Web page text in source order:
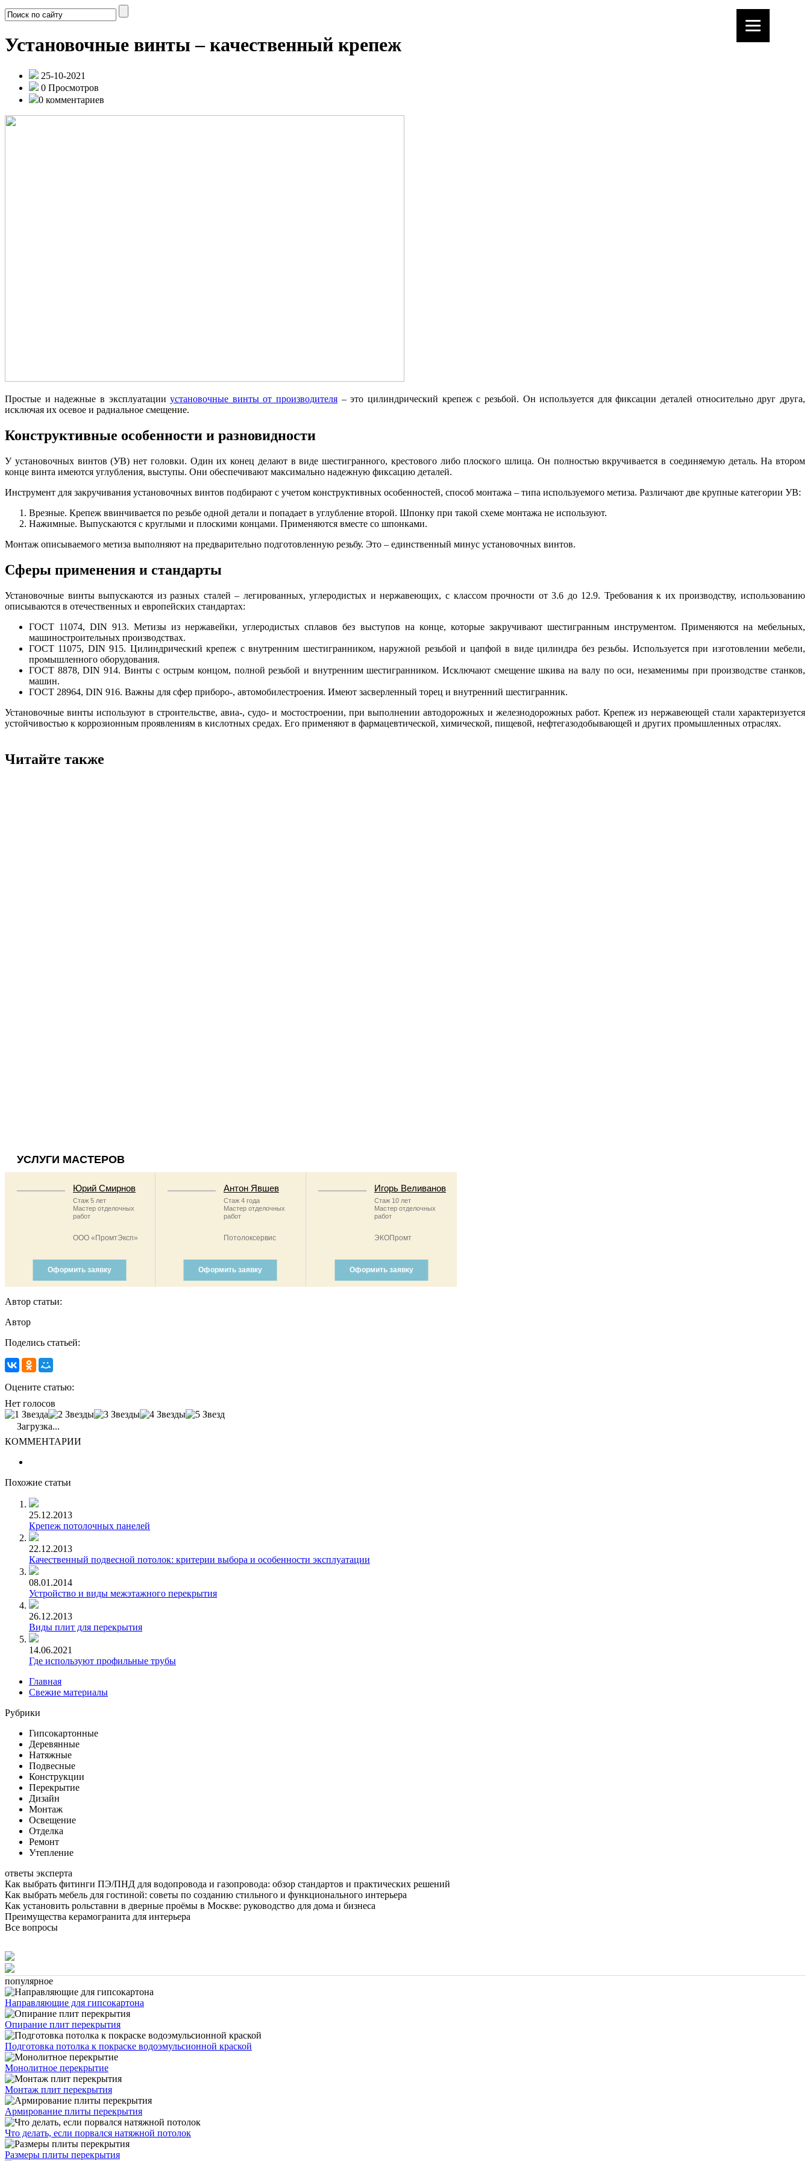
Установочные винты – качественный крепеж
25-10-2021
0 Просмотров
0 комментариев
Простые и надежные в эксплуатацииустановочные винты от производителя – это цилиндрический крепеж с резьбой. Он используется для фиксации деталей относительно друг друга,
исключая их осевое и радиальное смещение.
Конструктивные особенности и разновидности
У установочных винтов (УВ) нет головки. Один их конец делают в виде шестигранного, крестового либо плоского шлица. Он полностью вкручивается в соединяемую деталь. На втором
конце винта имеются углубления, выступы. Они обеспечивают максимально надежную фиксацию деталей.
Инструмент для закручивания установочных винтов подбирают с учетом конструктивных особенностей, способ монтажа – типа используемого метиза. Различают две крупные категории УВ:
Врезные. Крепеж ввинчивается по резьбе одной детали и попадает в углубление второй. Шпонку при такой схеме монтажа не используют.
Нажимные. Выпускаются с круглыми и плоскими концами. Применяются вместе со шпонками.
Монтаж описываемого метиза выполняют на предварительно подготовленную резьбу. Это – единственный минус установочных винтов.
Сферы применения и стандарты
Установочные винты выпускаются из разных сталей – легированных, углеродистых и нержавеющих, с классом прочности от 3.6 до 12.9. Требования к их производству, использованию
описываются в отечественных и европейских стандартах:
ГОСТ 11074, DIN 913. Метизы из нержавейки, углеродистых сплавов без выступов на конце, которые закручивают шестигранным инструментом. Применяются на мебельных,
машиностроительных производствах.
ГОСТ 11075, DIN 915. Цилиндрический крепеж с внутренним шестигранником, наружной резьбой и цапфой в виде цилиндра без резьбы. Используется при изготовлении мебели,
промышленного оборудования.
ГОСТ 8878, DIN 914. Винты с острым концом, полной резьбой и внутренним шестигранником. Исключают смещение шкива на валу по оси, незаменимы при производстве станков,
машин.
ГОСТ 28964, DIN 916. Важны для сфер приборо-, автомобилестроения. Имеют засверленный торец и внутренний шестигранник.
Установочные винты используют в строительстве, авиа-, судо- и мостостроении, при выполнении автодорожных и железнодорожных работ. Крепеж из нержавеющей стали характеризуется
устойчивостью к коррозионным проявлениям в кислотных средах. Его применяют в фармацевтической, химической, пищевой, нефтегазодобывающей и других промышленных отраслях.
Читайте также
УСЛУГИ МАСТЕРОВ
Юрий Смирнов
Стаж 5 лет
Мастер отделочных
работ
ООО «ПромтЭксп»
Оформить заявку
Антон Явшев
Стаж 4 года
Мастер отделочных
работ
Потолоксервис
Оформить заявку
Игорь Веливанов
Стаж 10 лет
Мастер отделочных
работ
ЭКОПромт
Оформить заявку
Автор статьи:
Автор
Поделись статьей:
Оцените статью:
Нет голосов
Загрузка...
КОММЕНТАРИИ
Похожие статьи
25.12.2013
Крепеж потолочных панелей
22.12.2013
Качественный подвесной потолок: критерии выбора и особенности эксплуатации
08.01.2014
Устройство и виды межэтажного перекрытия
26.12.2013
Виды плит для перекрытия
14.06.2021
Где используют профильные трубы
Главная
Свежие материалы
Рубрики
Гипсокартонные
Деревянные
Натяжные
Подвесные
Конструкции
Перекрытие
Дизайн
Монтаж
Освещение
Отделка
Ремонт
Утепление
ответы эксперта
Как выбрать фитинги ПЭ/ПНД для водопровода и газопровода: обзор стандартов и практических решений
Как выбрать мебель для гостиной: советы по созданию стильного и функционального интерьера
Как установить рольставни в дверные проёмы в Москве: руководство для дома и бизнеса
Преимущества керамогранита для интерьера
Все вопросы
популярное
Направляющие для гипсокартона
Опирание плит перекрытия
Подготовка потолка к покраске водоэмульсионной краской
Монолитное перекрытие
Монтаж плит перекрытия
Армирование плиты перекрытия
Что делать, если порвался натяжной потолок
Размеры плиты перекрытия